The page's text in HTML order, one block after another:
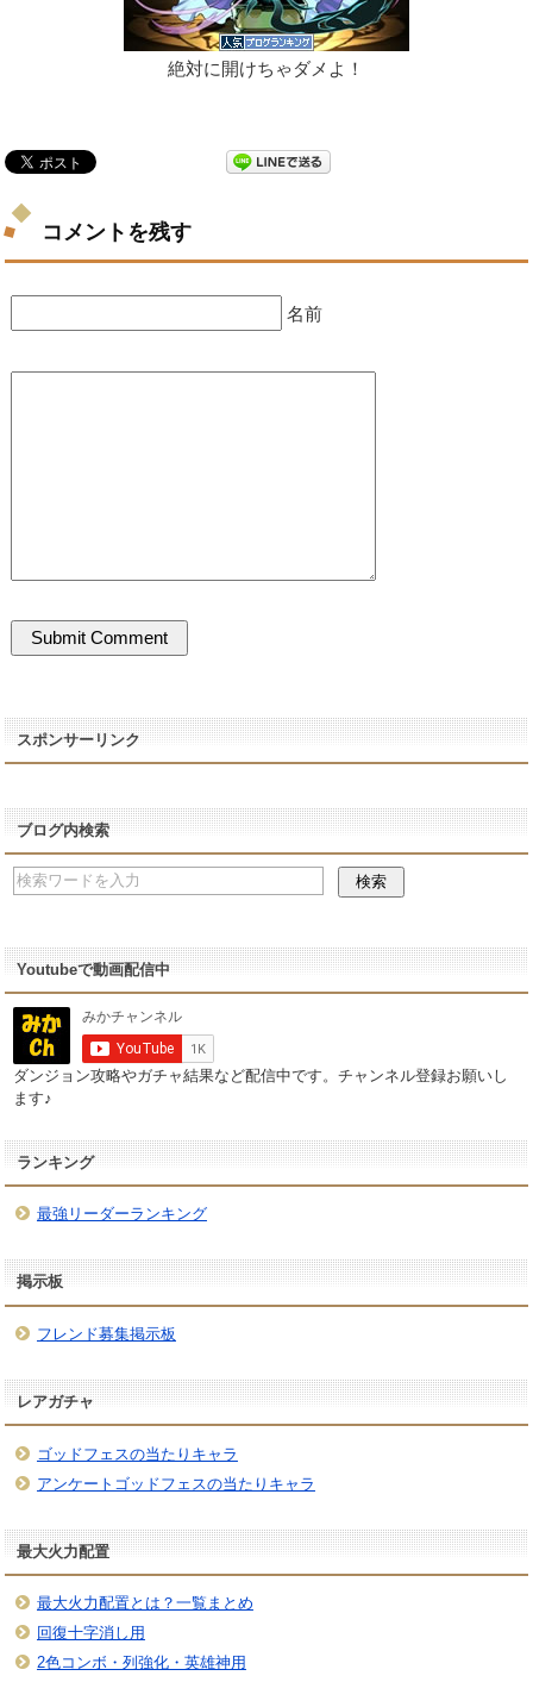
絶対に開けちゃダメよ！
コメントを残す
名前
スポンサーリンク
ブログ内検索
Youtubeで動画配信中
ダンジョン攻略やガチャ結果など配信中です。チャンネル登録お願いし
ます♪
ランキング
最強リーダーランキング
掲示板
フレンド募集掲示板
レアガチャ
ゴッドフェスの当たりキャラ
アンケートゴッドフェスの当たりキャラ
最大火力配置
最大火力配置とは？一覧まとめ
回復十字消し用
2色コンボ・列強化・英雄神用